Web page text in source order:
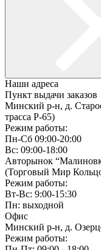
Наши адреса
Пункт выдачи заказов
Минский р-н, д.
трасса P-65)
Режим работы:
Пн-Сб 09:00-20:00
Вс: 09:00-18:00
Авторынок
(Торговый Мир
Режим работы:
Вт-Вс: 9:00-15:30
Пн: выходной
Офис
Минский р-н, д.
Режим работы: